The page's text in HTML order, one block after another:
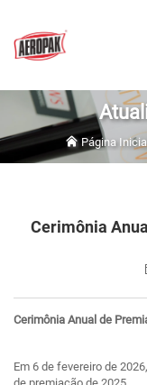
Página
Cerimônia
Cerimônia Anual de
Em 6 de fevereiro de